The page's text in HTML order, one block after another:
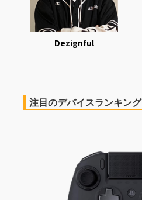
Dezignful
注目のデバイスランキング